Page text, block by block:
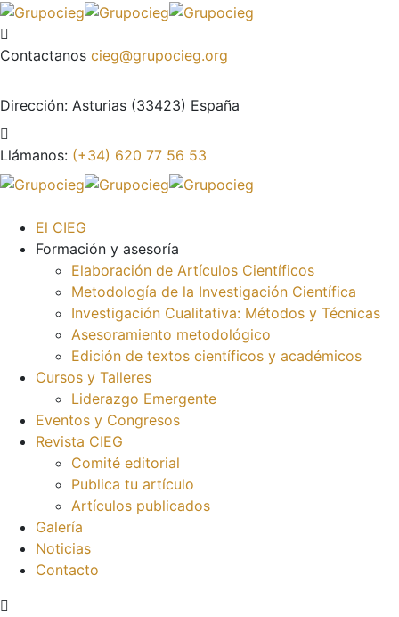
Contactanos cieg@grupocieg.org
Dirección: Asturias (33423) España
Llámanos: (+34) 620 77 56 53
El CIEG
Formación y asesoría
Elaboración de Artículos Científicos
Metodología de la Investigación Científica
Investigación Cualitativa: Métodos y Técnicas
Asesoramiento metodológico
Edición de textos científicos y académicos
Cursos y Talleres
Liderazgo Emergente
Eventos y Congresos
Revista CIEG
Comité editorial
Publica tu artículo
Artículos publicados
Galería
Noticias
Contacto